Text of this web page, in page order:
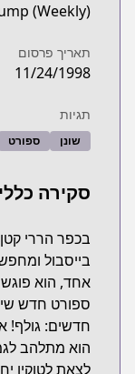
(Weekly)
תאריך פרסום
11/24/1998
תגיות
שונן ספורט
סקירה
בכפר הררי
בייסבול
אחד, הוא
ספורט חדש
חדשים: גולף!
הוא מתלהב
לצאת לטוקיו